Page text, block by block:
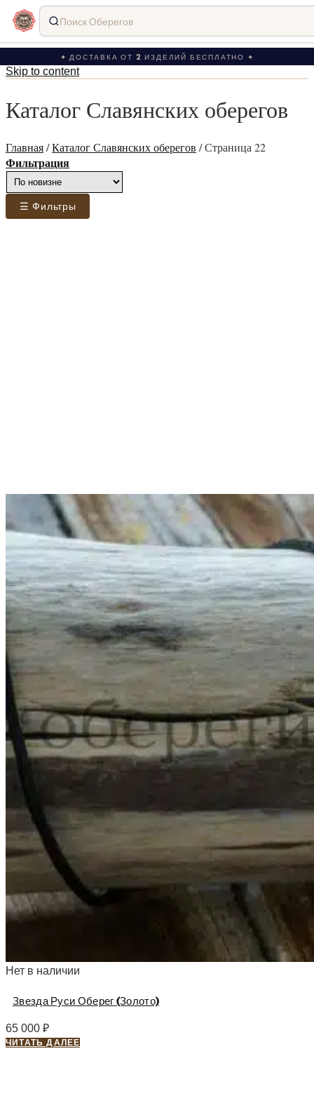
✦ ДОСТАВКА ОТ 2 ИЗДЕЛИЙ БЕСПЛАТНО ✦
Skip to content
Каталог Славянских оберегов
Главная/Каталог Славянских оберегов /Страница 22
Фильтрация
☰ Фильтры
Нет в наличии
Звезда Руси Оберег (Золото)
65 000 ₽
ЧИТАТЬ ДАЛЕЕ
Поиск Оберегов